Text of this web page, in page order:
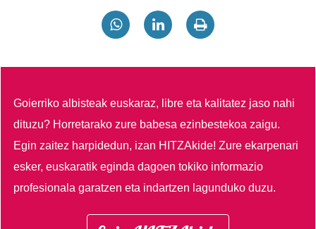
Goierriko albisteak euskaraz, libre eta kalitatez jaso nahi
dituzu? Horretarako zure babesa ezinbestekoa zaigu.
Egin zaitez harpidedun, izan HITZAkide!Zure ekarpenari
esker, euskaratik eginda dagoen tokiko informazio
profesionala garatzen eta indartzen lagunduko duzu.